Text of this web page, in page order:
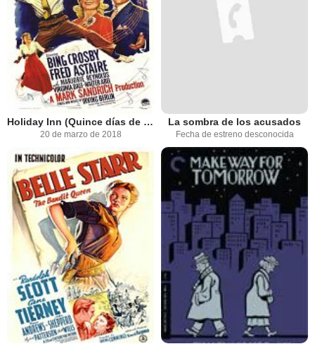
Holiday Inn (Quince días de placer)
20 de marzo de 2018
La sombra de los acusados
Fecha de estreno desconocida